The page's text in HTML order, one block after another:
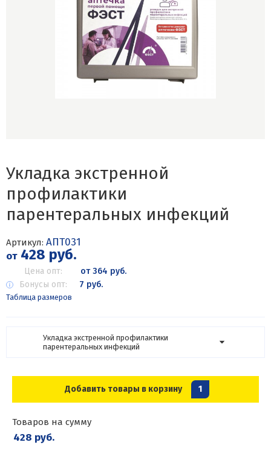
Укладка экстренной
профилактики
парентеральных инфекций
Артикул: АПТ031
от428 руб.
Цена опт:
от 364 руб.
Бонусы опт:
7 руб.
Таблица размеров
Укладка экстренной профилактики
парентеральных инфекций
Добавить товары в корзину 1
Товаров на сумму
428 руб.